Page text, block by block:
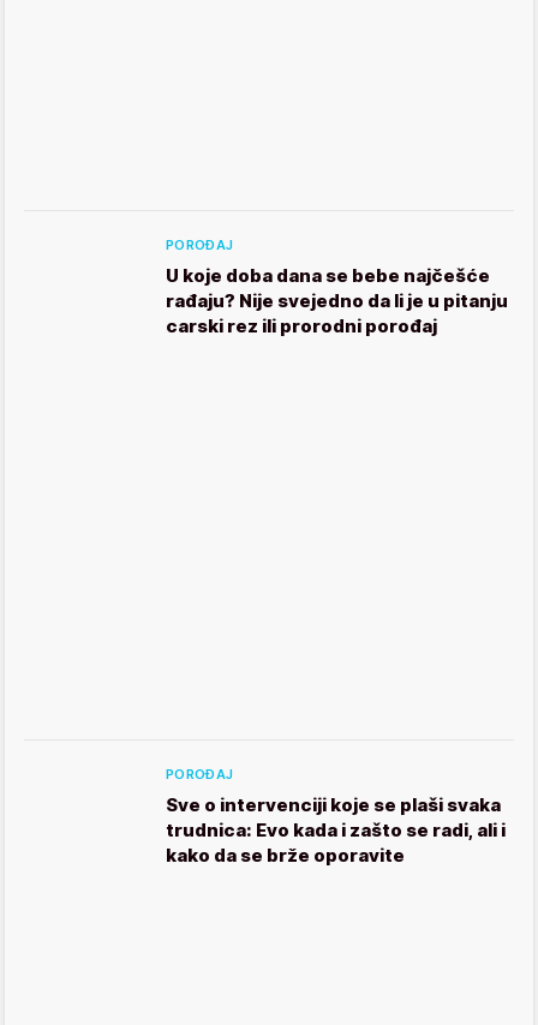
POROĐAJ
U koje doba dana se bebe najčešće
rađaju? Nije svejedno da li je u pitanju
carski rez ili prorodni porođaj
POROĐAJ
Sve o intervenciji koje se plaši svaka
trudnica: Evo kada i zašto se radi, ali i
kako da se brže oporavite